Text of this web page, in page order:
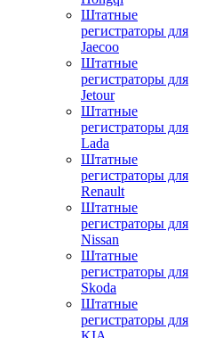
Штатные
регистраторы для
Jaecoo
Штатные
регистраторы для
Jetour
Штатные
регистраторы для
Lada
Штатные
регистраторы для
Renault
Штатные
регистраторы для
Nissan
Штатные
регистраторы для
Skoda
Штатные
регистраторы для